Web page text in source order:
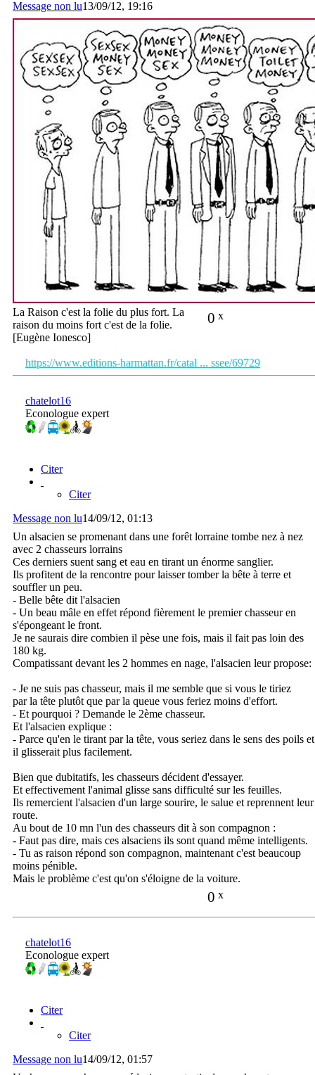
Message non lu13/09/12, 19:16
0 x
La Raison c'est la folie du plus fort. La
raison du moins fort c'est de la folie.
[Eugène Ionesco]
https://www.editions-harmattan.fr/catal ... ssee/69729
chatelot16
Econologue expert
Citer
Citer
Message non lu14/09/12, 01:13
Un alsacien se promenant dans une forêt lorraine tombe nez à nez
avec 2 chasseurs lorrains
Ces derniers suent sang et eau en tirant un énorme sanglier.
Ils profitent de la rencontre pour laisser tomber la bête à terre et
souffler un peu.
- Belle bête dit l'alsacien
- Un beau mâle en effet répond fièrement le premier chasseur en
s'épongeant le front.
Je ne saurais dire combien il pèse une fois, mais il fait pas loin des
180 kg.
Compatissant devant les 2 hommes en nage, l'alsacien leur propose:
- Je ne suis pas chasseur, mais il me semble que si vous le tiriez
par la tête plutôt que par la queue vous feriez moins d'effort.
- Et pourquoi ? Demande le 2ème chasseur.
Et l'alsacien explique :
- Parce qu'en le tirant par la tête, vous seriez dans le sens des poils et
il glisserait plus facilement.
Bien que dubitatifs, les chasseurs décident d'essayer.
Et effectivement l'animal glisse sans difficulté sur les feuilles.
Ils remercient l'alsacien d'un large sourire, le salue et reprennent leur
route.
Au bout de 10 mn l'un des chasseurs dit à son compagnon :
- Faut pas dire, mais ces alsaciens ils sont quand même intelligents.
- Tu as raison répond son compagnon, maintenant c'est beaucoup
moins pénible.
Mais le problème c'est qu'on s'éloigne de la voiture.
0 x
chatelot16
Econologue expert
Citer
Citer
Message non lu14/09/12, 01:57